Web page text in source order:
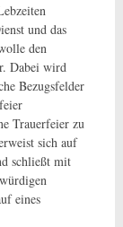
und das
den
Dabei wird
Bezugsfelder
Trauerfeier zu
sich auf
schließt mit
eines